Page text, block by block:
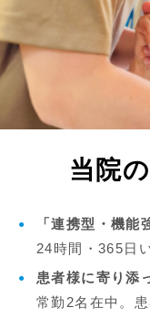
当院
「連携型・機
24時間・365日
患者様に寄り添
常勤2名在中。